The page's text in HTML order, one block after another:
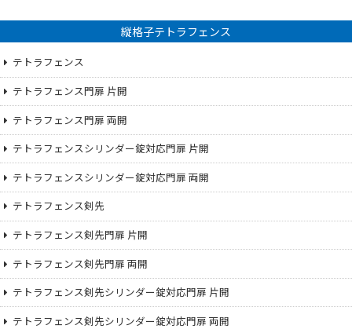
縦格子テトラフェンス
テトラフェンス
テトラフェンス門扉 片開
テトラフェンス門扉 両開
テトラフェンスシリンダー錠対応門扉 片開
テトラフェンスシリンダー錠対応門扉 両開
テトラフェンス剣先
テトラフェンス剣先門扉 片開
テトラフェンス剣先門扉 両開
テトラフェンス剣先シリンダー錠対応門扉 片開
テトラフェンス剣先シリンダー錠対応門扉 両開